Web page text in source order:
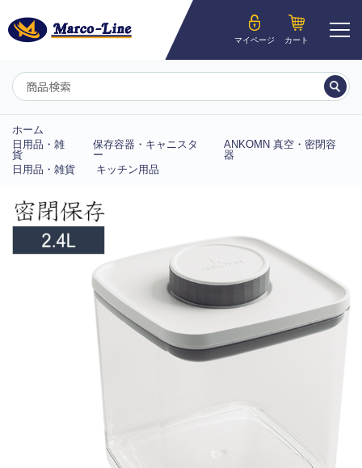
マイページ カート
ホーム
日用品・雑
貨
保存容器・キャニスタ
ー
ANKOMN 真空・密閉容
器
日用品・雑貨
キッチン用品
ようこそ__MEMBER_LASTNAME__様
マイページ